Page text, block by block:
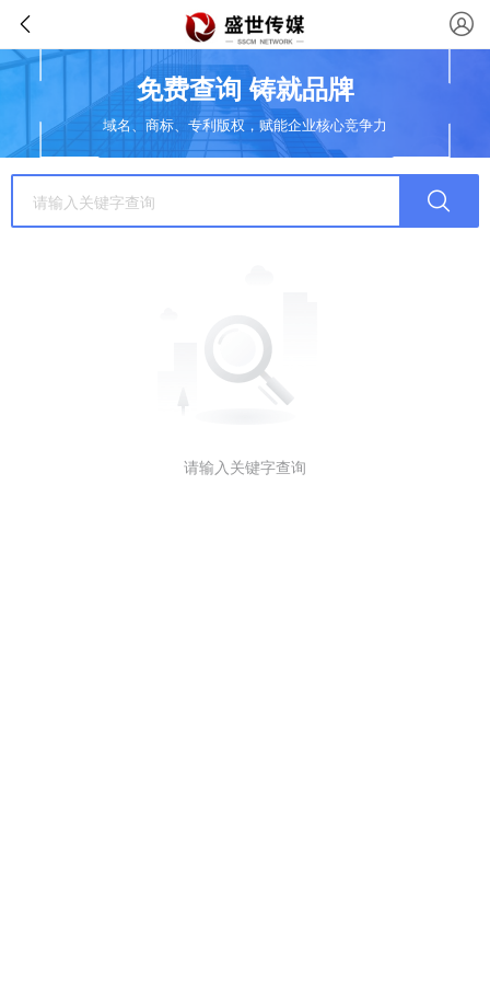
免费查询 铸就品牌
域名、商标、专利版权，赋能企业核心竞争力
请输入关键字查询